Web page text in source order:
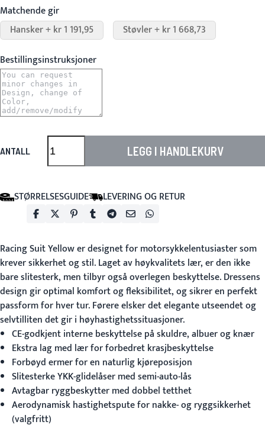
Matchende gir
Hansker + kr 1 191,95
Støvler + kr 1 668,73
Bestillingsinstruksjoner
ANTALL LEGG I HANDLEKURV
STØRRELSESGUIDE LEVERING OG RETUR
Racing Suit Yellower designet for motorsykkelentusiaster som
krever sikkerhet og stil. Laget av høykvalitets lær, er den ikke
bare slitesterk, men tilbyr også overlegen beskyttelse. Dressens
design gir optimal komfort og fleksibilitet, og sikrer en perfekt
passform for hver tur. Førere elsker det elegante utseendet og
selvtilliten det gir i høyhastighetssituasjoner.
CE-godkjent interne beskyttelse på skuldre, albuer og knær
Ekstra lag med lær for forbedret krasjbeskyttelse
Forbøyd ermer for en naturlig kjøreposisjon
Slitesterke YKK-glidelåser med semi-auto-lås
Avtagbar ryggbeskytter med dobbel tetthet
Aerodynamisk hastighetspute for nakke- og ryggsikkerhet
(valgfritt)